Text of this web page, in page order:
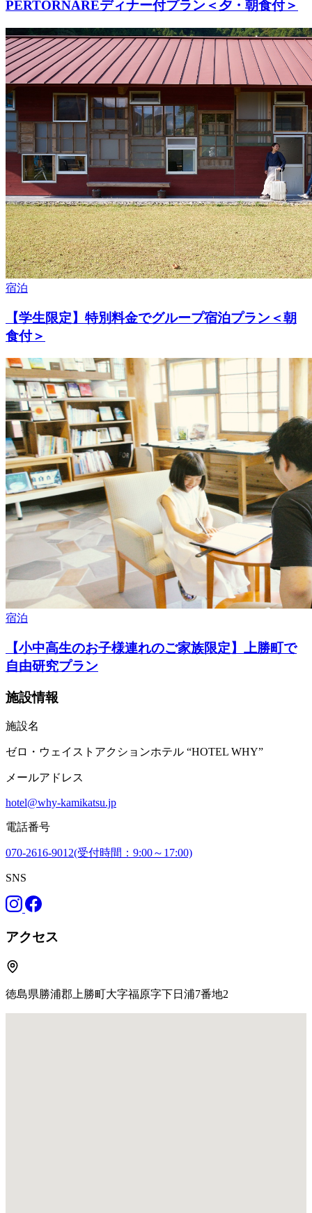
PERTORNAREディナー付プラン＜夕・朝食付＞
宿泊
【学生限定】特別料金でグループ宿泊プラン＜朝
食付＞
宿泊
【小中高生のお子様連れのご家族限定】上勝町で
自由研究プラン
施設情報
施設名
ゼロ・ウェイストアクションホテル “HOTEL WHY”
メールアドレス
hotel@why-kamikatsu.jp
電話番号
070-2616-9012(受付時間：9:00～17:00)
SNS
アクセス
徳島県勝浦郡上勝町大字福原字下日浦7番地2